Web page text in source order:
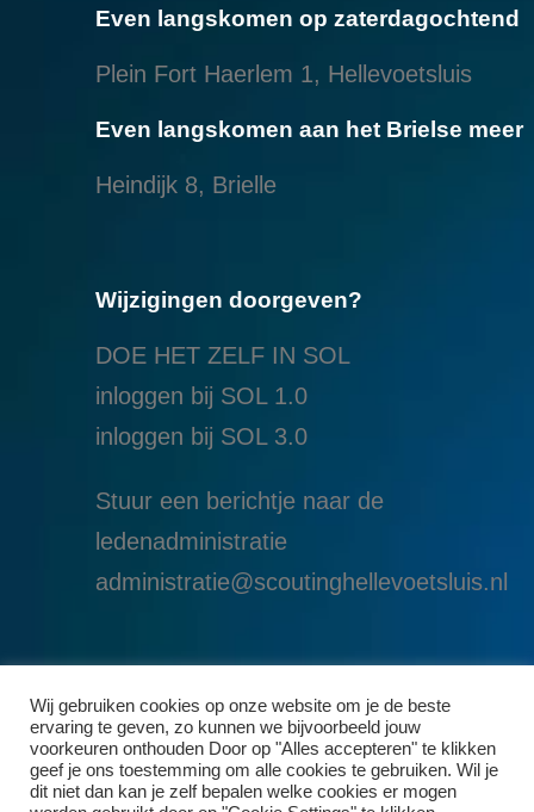
Even langskomen op zaterdagochtend
Plein Fort Haerlem 1, Hellevoetsluis
Even langskomen aan het Brielse meer
Heindijk 8, Brielle
Wijzigingen doorgeven?
DOE HET ZELF IN SOL
inloggen bij SOL 1.0
inloggen bij SOL 3.0
Stuur een berichtje naar de
ledenadministratie
administratie@scoutinghellevoetsluis.nl
Wij gebruiken cookies op onze website om je de beste
ervaring te geven, zo kunnen we bijvoorbeeld jouw
voorkeuren onthouden Door op "Alles accepteren" te klikken
geef je ons toestemming om alle cookies te gebruiken. Wil je
dit niet dan kan je zelf bepalen welke cookies er mogen